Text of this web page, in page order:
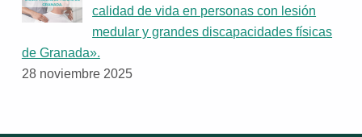
calidad de vida en personas con lesión
medular y grandes discapacidades físicas
de Granada».
28 noviembre 2025